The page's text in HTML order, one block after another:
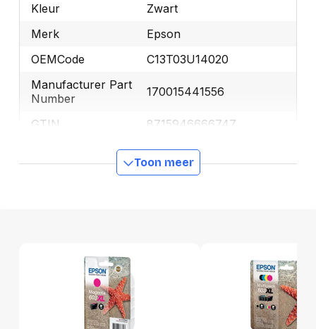
Kleur
Zwart
Merk
Epson
OEMCode
C13T03U14020
Manufacturer Part
Number
170015441556
GTIN 8715946666747
Productformaat
Verpakking
Toon meer